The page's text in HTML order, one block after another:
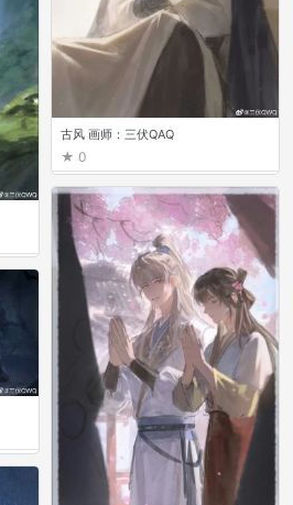
古风 画师：三伏QAQ
0